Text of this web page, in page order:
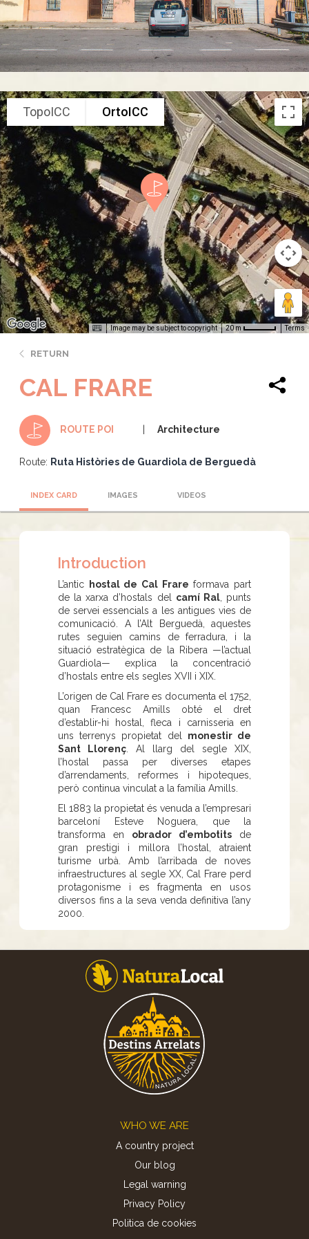
TopoICC OrtoICC
Image may be subject to copyright 20 m Terms
RETURN
CAL FRARE
ROUTE POI Architecture
Route: Ruta Històries de Guardiola de Berguedà
INDEX CARD IMAGES VIDEOS
Introduction
L’antic hostal de Cal Frare formava part
de la xarxa d’hostals del camí Ral, punts
de servei essencials a les antigues vies de
comunicació. A l’Alt Berguedà, aquestes
rutes seguien camins de ferradura, i la
situació estratègica de la Ribera —l’actual
Guardiola— explica la concentració
d’hostals entre els segles XVII i XIX.
L’origen de Cal Frare es documenta el 1752,
quan Francesc Amills obté el dret
d’establir-hi hostal, fleca i carnisseria en
uns terrenys propietat del monestir de
Sant Llorenç . Al llarg del segle XIX,
l’hostal passa per diverses etapes
d’arrendaments, reformes i hipoteques,
però continua vinculat a la família Amills.
El 1883 la propietat és venuda a l’empresari
barceloní Esteve Noguera, que la
transforma en obrador d’embotits de
gran prestigi i millora l’hostal, atraient
turisme urbà. Amb l’arribada de noves
infraestructures al segle XX, Cal Frare perd
protagonisme i es fragmenta en usos
diversos fins a la seva venda definitiva l’any
2000.
WHO WE ARE
A country project
Our blog
Legal warning
Privacy Policy
Politica de cookies